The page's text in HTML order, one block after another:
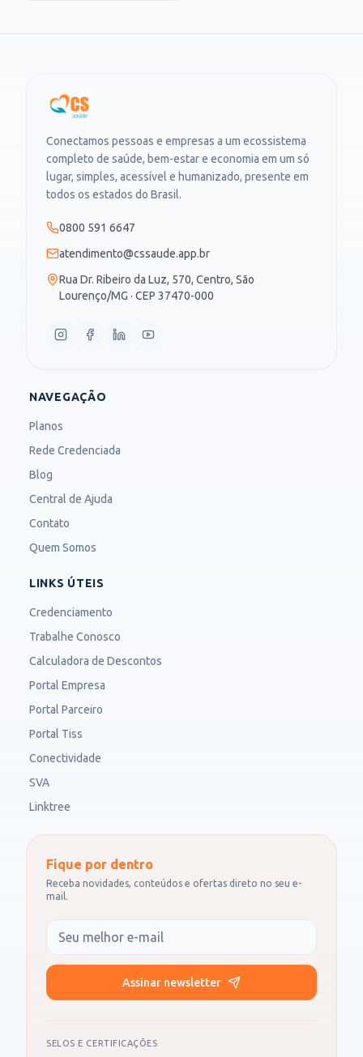
Conectamos pessoas e empresas a um ecossistema
completo de saúde, bem-estar e economia em um só
lugar, simples, acessível e humanizado, presente em
todos os estados do Brasil.
0800 591 6647
atendimento@cssaude.app.br
Rua Dr. Ribeiro da Luz, 570, Centro, São
Lourenço/MG · CEP 37470-000
NAVEGAÇÃO
Planos
Rede Credenciada
Blog
Central de Ajuda
Contato
Quem Somos
LINKS ÚTEIS
Credenciamento
Trabalhe Conosco
Calculadora de Descontos
Portal Empresa
Portal Parceiro
Portal Tiss
Conectividade
SVA
Linktree
Fique por dentro
Receba novidades, conteúdos e ofertas direto no seu e-
mail.
Seu e-mail
Assinar newsletter
SELOS E CERTIFICAÇÕES